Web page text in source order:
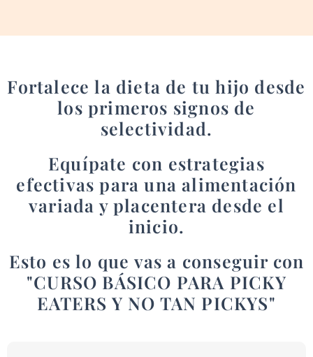
Fortalece la dieta de tu hijo desde
los primeros signos de
selectividad.
Equípate con estrategias
efectivas para una alimentación
variada y placentera desde el
inicio.
Esto es lo que vas a conseguir con
"CURSO BÁSICO PARA PICKY
EATERS Y NO TAN PICKYS"